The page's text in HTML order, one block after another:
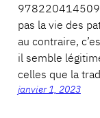
pas la vie des
au contraire,
il semble
celles que la
janvier 1, 2023